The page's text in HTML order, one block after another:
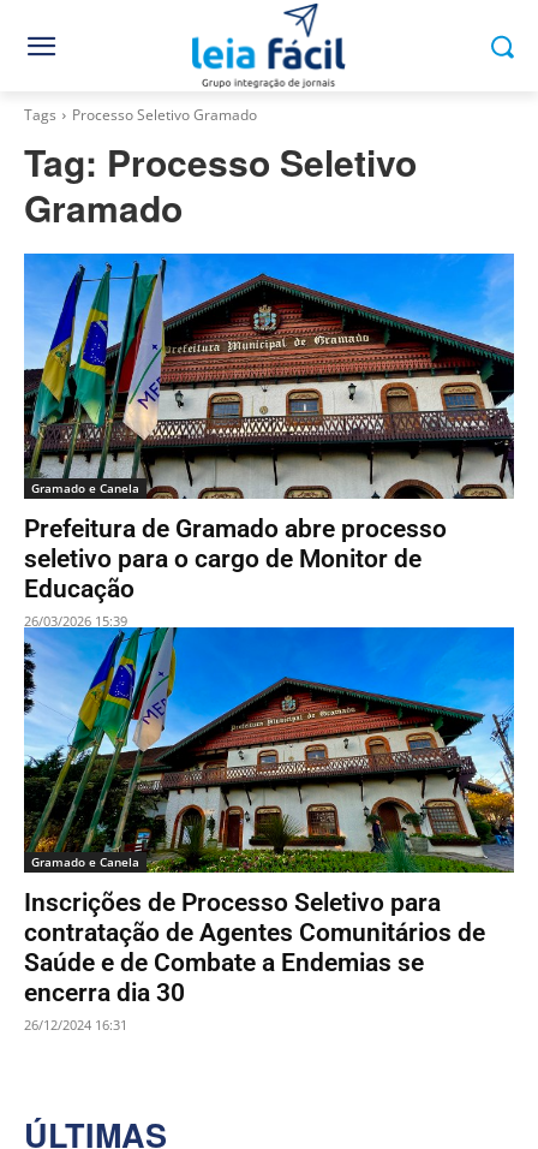
Tags Processo Seletivo Gramado
Tag: Processo Seletivo
Gramado
Gramado e Canela
Prefeitura de Gramado abre processo
seletivo para o cargo de Monitor de
Educação
26/03/2026 15:39
Gramado e Canela
Inscrições de Processo Seletivo para
contratação de Agentes Comunitários de
Saúde e de Combate a Endemias se
encerra dia 30
26/12/2024 16:31
ÚLTIMAS